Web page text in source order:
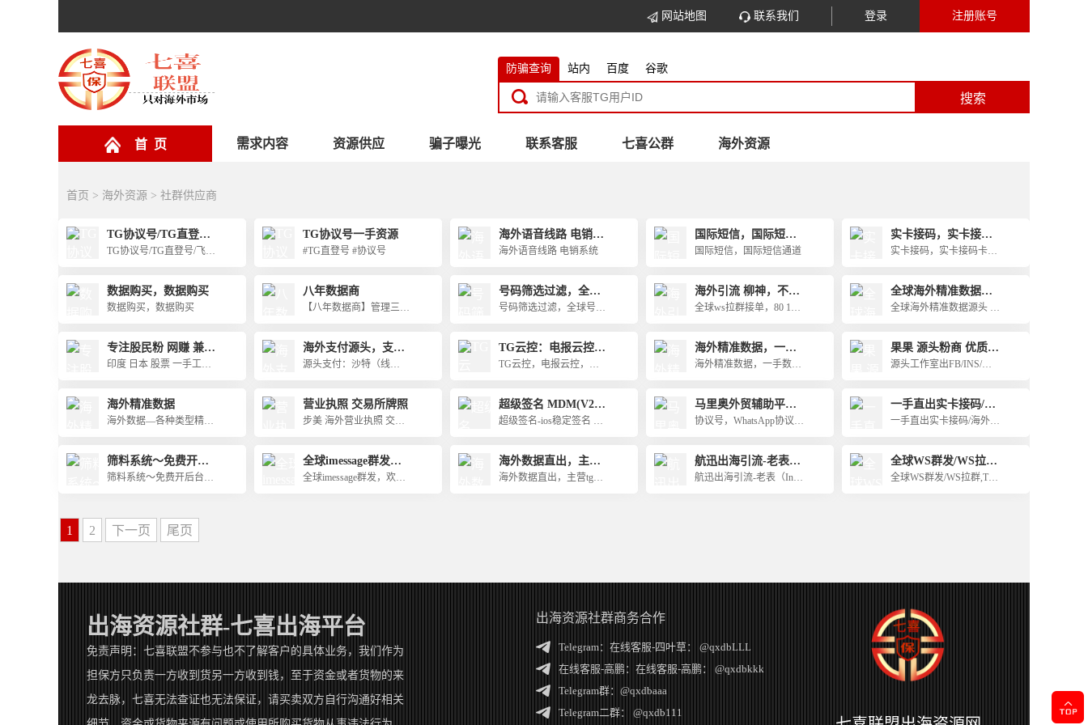
注册账号
登录
联系我们
网站地图
防骗查询 站内 百度 谷歌
搜索
首 页 需求内容 资源供应 骗子曝光 联系客服 七喜公群 海外资源
首页 > 海外资源 > 社群供应商
TG协议号/TG直登号/
飞机协议号批发
TG协议号/TG直登号/飞机
TG协议号一手资源
#TG直登号 #协议号
海外语音线路 电销系
统
海外语音线路 电销系统
国际短信，国际短信
通道
国际短信，国际短信通道
实卡接码，实卡接码
卡商推荐
实卡接码，实卡接码卡
g直登号 ，协议号https://t.
me/chenyief112
数据购买，数据购买
数据购买，数据购买
八年数据商
【八年数据商】管理三个
脱裤
指定国家出粉，兼职，精
官方频道 https://t.me/txt89
88
财，银行，阳光，业主千
万大库
号码筛选过滤，全球
号码筛选，筛号平台
号码筛选过滤，全球号码
海外引流 柳神，不封
群
全球ws拉群接单，80 100
限量接单 无视风控 速度
快，产量大。
量，能接能拉，不会耽误
任何时间，支持担保双
全球海外精准数据源
头 @Feng
全球海外精准数据源头 @
专注股民粉 网赚 兼职
引流
印度 日本 股票 一手工作
制素材 落地页 支持担保
放心交易
海外支付源头，支付
通道-鼎牛军哥
源头支付：沙特（线
线下），智利（线下），
卡接U回，D0下发，支持
TG云控：电报云控，
纸飞机云控
TG云控，电报云控，纸
TG云控：全网首家满足
各大老板需求
海外精准数据，一手
数据
海外精准数据，一手数据
数据，购物数据，车主数
据、业主数据、 旅游数
据，理财数据等海外各国
果果 源头粉商 优质粉
商
源头工作室出FB/INS/推
网赚/兼职/币圈/投资粉等
表筛/二筛/落地页
海外精准数据
海外数据—各种类型精准
早上10:00至凌晨2点都有
客服值班，对接客服： @
营业执照 交易所牌照
步美 海外营业执照 交易
发
做海外营业执照 交易所牌
照 谷歌名片 白皮书撰写
超级签名 MDM(V2)
超级企业签（V3）不
超级签名-ios稳定签名 —
客服24h在线,解决各种延
疑难杂症
马里奥外贸辅助平台
官方频道
协议号，WhatsApp协议
直登号，Telegrama协议号
一手直出实卡接码/海
外TG半年老群/tg官方
一手直出实卡接码/海外T
用号码
筛料系统～免费开后
台-可筛WS、TG、IN
筛料系统～免费开后台-
代理/老板，欢迎洽谈
全球imessage群发，
欢迎咨询合作
全球imessage群发，欢迎
海外数据直出，主营t
g数据、币安数据、现
海外数据直出，主营tg数
航迅出海引流-老表
（Ins–谷歌一手粉
航迅出海引流-老表（Ins–
全球WS群发/WS拉
群,TG拉群-私信和TG
全球WS群发/WS拉群,TG
1 2 下一页 尾页
出海资源社群-七喜出海平台
免责声明：七喜联盟不参与也不了解客户的具体业务，我们作为
担保方只负责一方收到货另一方收到钱，至于资金或者货物的来
龙去脉，七喜无法查证也无法保证，请买卖双方自行沟通好相关
出海资源社群商务合作
Telegram： 在线客服-四叶草： @qxdbLLL
在线客服-高鹏： 在线客服-高鹏： @qxdbkkk
Telegram群： @qxdbaaa
Telegram二群： @qxdb111